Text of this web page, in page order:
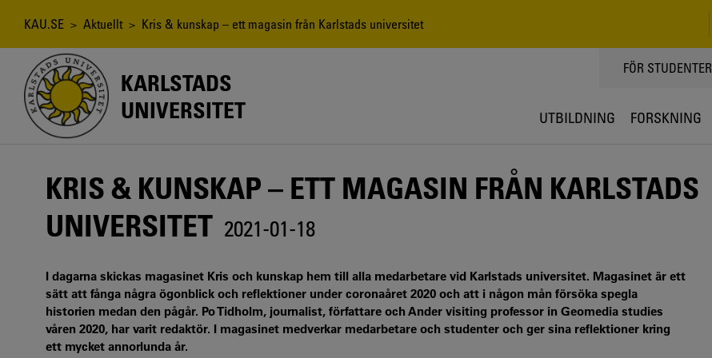
Länkstig
KAU.SE > Aktuellt > Kris & kunskap – ett magasin från Karlstads universitet
KARLSTADS
UNIVERSITET
TOPPMENY
FÖR STUDENTER
UTBILDNING FORSKNING
KRIS & KUNSKAP – ETT MAGASIN FRÅN KARLSTADS
UNIVERSITET 2021-01-18
I dagarna skickas magasinet Kris och kunskap hem till alla medarbetare vid Karlstads universitet. Magasinet är ett
sätt att fånga några ögonblick och reflektioner under coronaåret 2020 och att i någon mån försöka spegla
historien medan den pågår. Po Tidholm, journalist, författare och Ander visiting professor in Geomedia studies
våren 2020, har varit redaktör. I magasinet medverkar medarbetare och studenter och ger sina reflektioner kring
ett mycket annorlunda år.